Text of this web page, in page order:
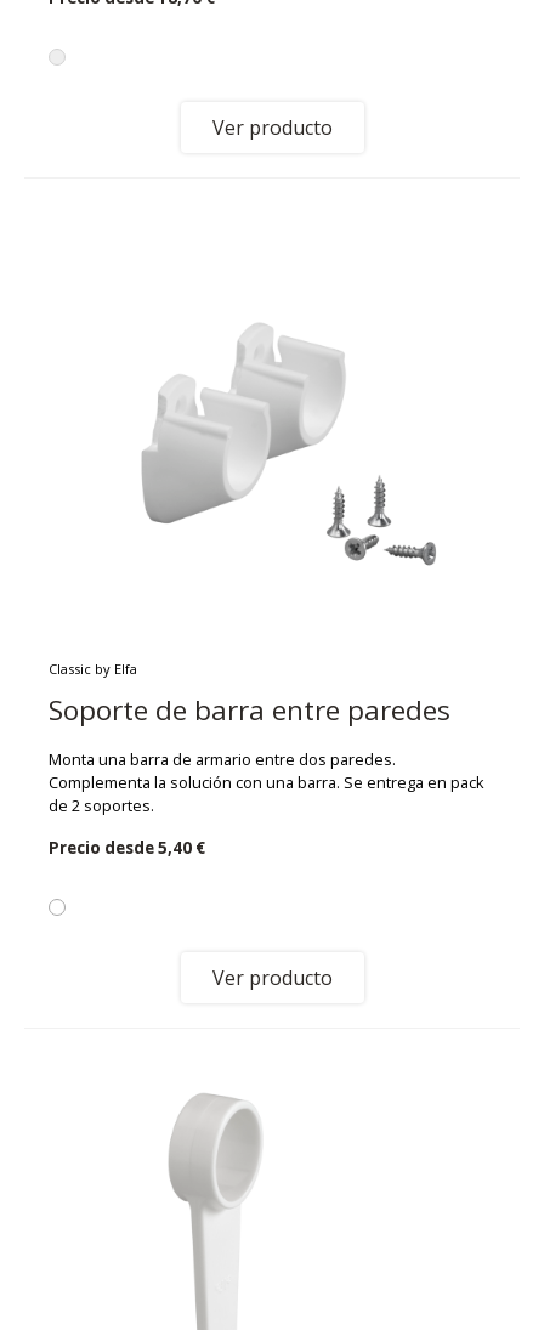
Ver producto
Classic by Elfa
Soporte de barra entre paredes
Monta una barra de armario entre dos paredes.
Complementa la solución con una barra. Se entrega en pack
de 2 soportes.
Precio desde5,40 €
Ver producto